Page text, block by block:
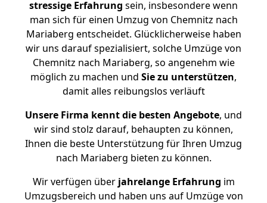
stressige Erfahrung sein, insbesondere wenn
man sich für einen Umzug von Chemnitz nach
Mariaberg entscheidet. Glücklicherweise haben
wir uns darauf spezialisiert, solche Umzüge von
Chemnitz nach Mariaberg, so angenehm wie
möglich zu machen und Sie zu unterstützen,
damit alles reibungslos verläuft
Unsere Firma kennt die besten Angebote, und
wir sind stolz darauf, behaupten zu können,
Ihnen die beste Unterstützung für Ihren Umzug
nach Mariaberg bieten zu können.
Wir verfügen überjahrelange Erfahrung im
Umzugsbereich und haben uns auf Umzüge von